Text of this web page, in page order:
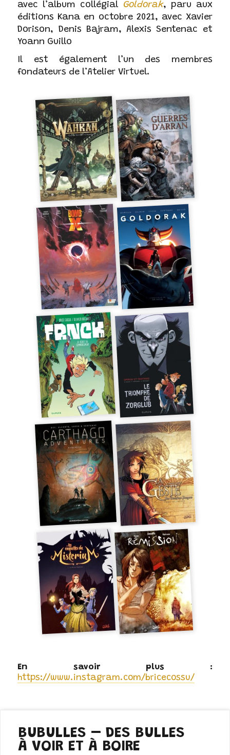
avec l’album collégial Goldorak, paru aux
éditions Kana en octobre 2021, avec Xavier
Dorison, Denis Bajram, Alexis Sentenac et
Yoann Guillo
Il est également l’un des membres
fondateurs de l’Atelier Virtuel.
https://www.instagram.com/bricecossu/
BUBULLES – DES BULLES
À VOIR ET À BOIRE